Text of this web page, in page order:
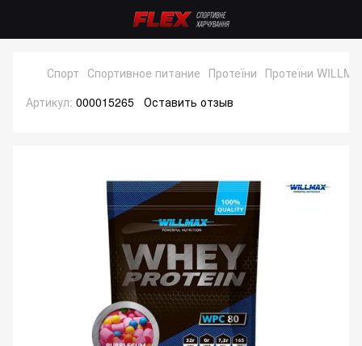
Спорт Спортивное питание Протеїни Протеїни
Артикул: 000015265 Оставить отзыв